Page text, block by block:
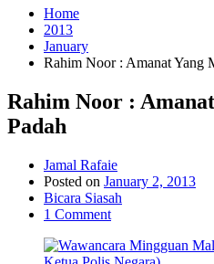
Home
2013
January
Rahim Noor : Amanat Yang
Rahim Noor :
Padah
Jamal Rafaie
Posted on January 2, 2013
Bicara Siasah
1 Comment